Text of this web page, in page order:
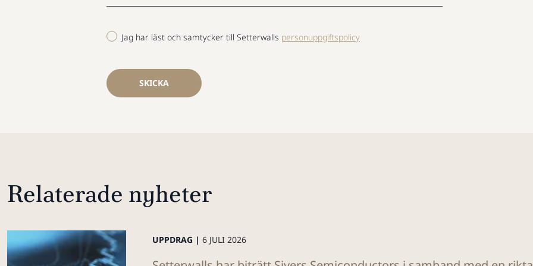
Jag har läst och samtycker till Setterwalls personuppgiftspolicy
SKICKA
Relaterade nyheter
UPPDRAG | 6 JULI 2026